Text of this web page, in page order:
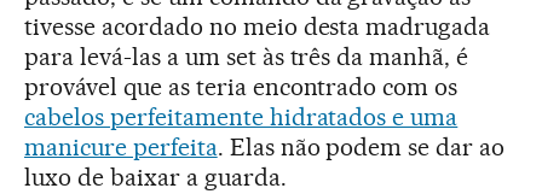
tivesse acordado no meio desta madrugada
para levá-las a um set às três da manhã, é
provável que as teria encontrado com os
cabelos perfeitamente hidratados e uma
manicure perfeita. Elas não podem se dar ao
luxo de baixar a guarda.